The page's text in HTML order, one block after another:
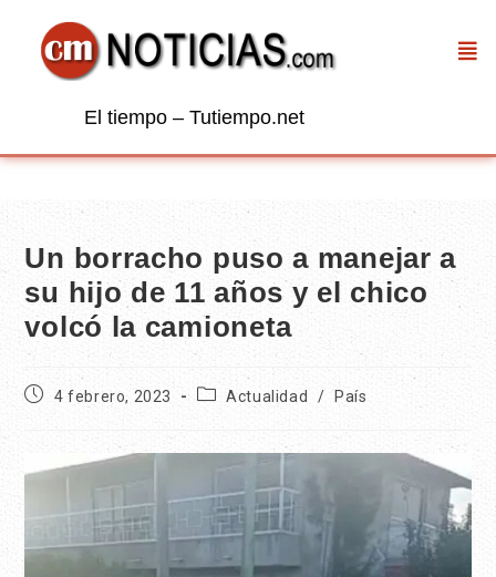
El tiempo – Tutiempo.net
Un borracho puso a manejar a
su hijo de 11 años y el chico
volcó la camioneta
4 febrero, 2023 Actualidad / País